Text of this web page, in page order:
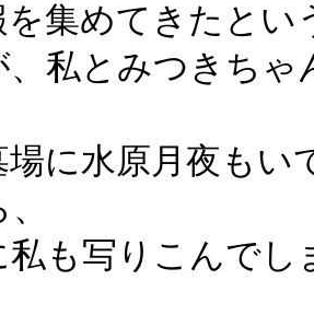
を集めてきたとい
、私とみつきち
に水原月夜も
私も写りこんで